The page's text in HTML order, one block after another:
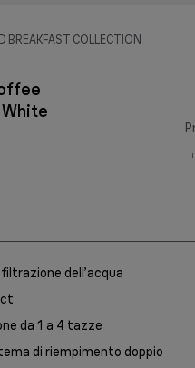
BREAKFAST COLLECTION
White
dell’acqua
da 1 a 4 tazze
di riempimento doppio